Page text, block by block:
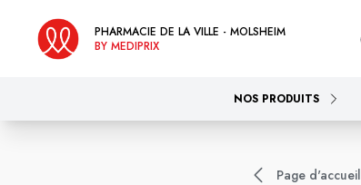
PHARMACIE DE LA VILLE - MOLSHEIM
BY MEDIPRIX
NOS PRODUITS
Page d'accueil